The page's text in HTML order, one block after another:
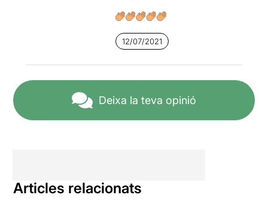
12/07/2021
Deixa la teva opinió
Articles relacionats